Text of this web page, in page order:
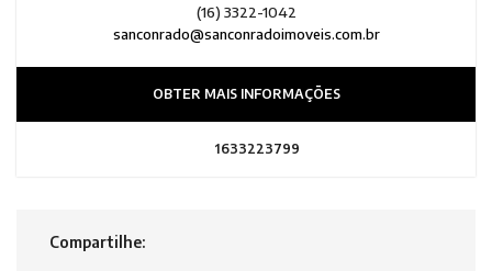
(16) 3322-1042
sanconrado@sanconradoimoveis.com.br
OBTER MAIS INFORMAÇÕES
1633223799
Compartilhe: